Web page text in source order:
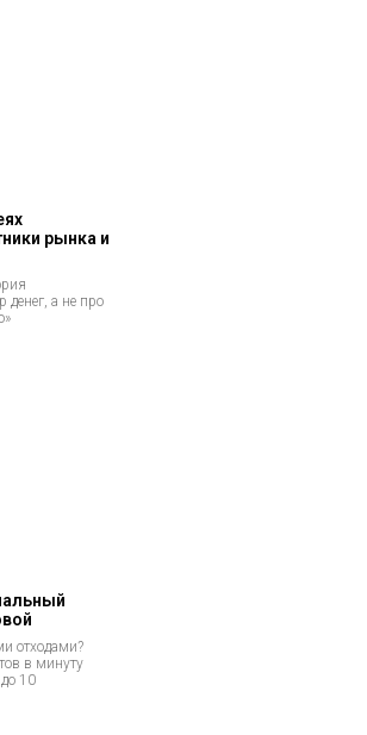
рынка и
денег, а не про
отходами?
в минуту
10